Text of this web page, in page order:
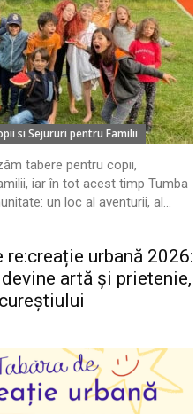
si Sejururi pentru Familii
tabere pentru copii,
iar în tot acest timp Tumba
un loc al aventurii, al...
re:creație urbană 2026:
artă și prietenie,